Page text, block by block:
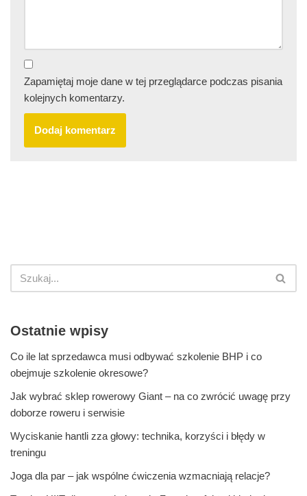
Zapamiętaj moje dane w tej przeglądarce podczas pisania
kolejnych komentarzy.
Ostatnie wpisy
Co ile lat sprzedawca musi odbywać szkolenie BHP i co
obejmuje szkolenie okresowe?
Jak wybrać sklep rowerowy Giant – na co zwrócić uwagę przy
doborze roweru i serwisie
Wyciskanie hantli zza głowy: technika, korzyści i błędy w
treningu
Joga dla par – jak wspólne ćwiczenia wzmacniają relacje?